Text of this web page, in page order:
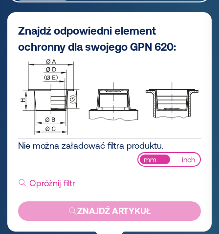
Znajdź odpowiedni element
ochronny dla swojego GPN 620:
Nie można załadować filtra produktu.
mm inch
Opróżnij filtr
ZNAJDŹ ARTYKUŁ